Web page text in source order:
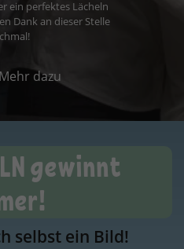
gewinnt
selbst ein Bild!